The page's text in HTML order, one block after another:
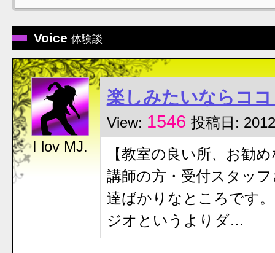
Voice 体験談
I lov MJ.
楽しみたいならコ
View: 1546 投稿日:
【教室の良い所、お勧
講師の方・受付スタッ
達ばかりなところです
ジオというよりダ…